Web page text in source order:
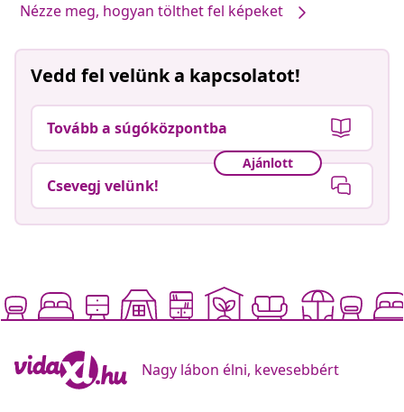
Nézze meg, hogyan tölthet fel képeket
Vedd fel velünk a kapcsolatot!
Tovább a súgóközpontba
Ajánlott
Csevegj velünk!
Nagy lábon élni, kevesebbért